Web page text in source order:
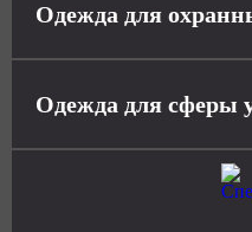
Одежда для
Одежда для сферы